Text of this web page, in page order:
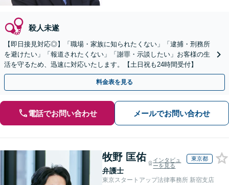
殺人未遂
【即日接見対応◎】「職場・家族に知られたくない」「逮捕・刑務所
を避けたい」「報道されたくない」「謝罪・示談したい」お客様の生
活を守るため、迅速に対応いたします。【土日祝も24時間受付】
料金表を見る
電話でお問い合わせ メールでお問い合わせ
牧野 匡佑
弁護士
インタビュ
ーを見る
東京都
東京スタートアップ法律事務所 新宿支店